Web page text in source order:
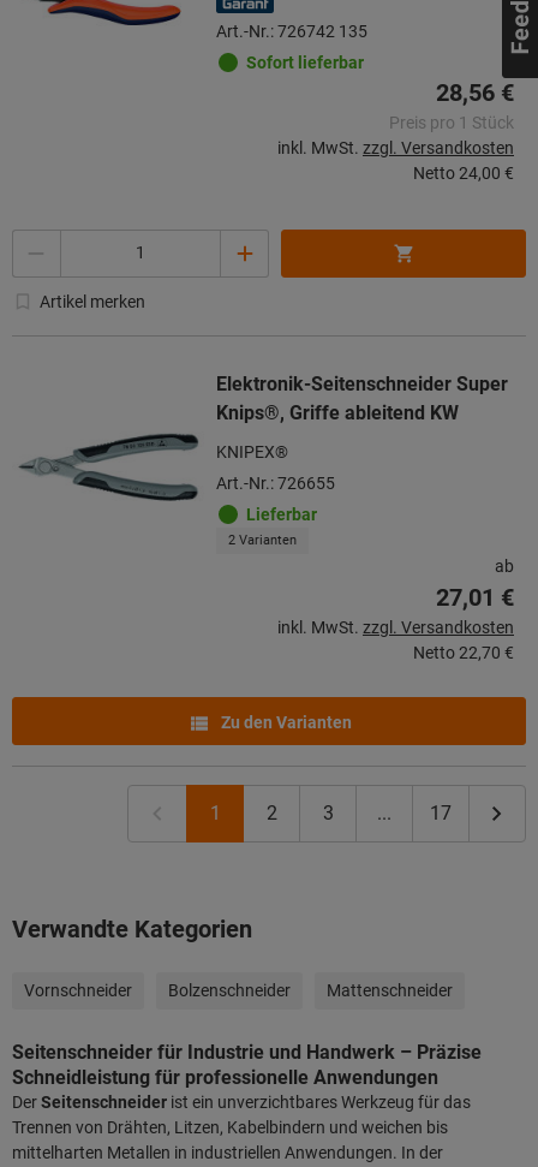
Art.-Nr.: 726742 135
Sofort lieferbar
28,56 €
Preis pro 1 Stück
inkl. MwSt. zzgl. Versandkosten
Netto24,00 €
Artikel merken
Elektronik-Seitenschneider Super
Knips®, Griffe ableitend KW
KNIPEX®
Art.-Nr.: 726655
Lieferbar
2 Varianten
ab
27,01 €
inkl. MwSt. zzgl. Versandkosten
Netto22,70 €
Zu den Varianten
1 2 3 ... 17
Verwandte Kategorien
Vornschneider Bolzenschneider Mattenschneider
Seitenschneider für Industrie und Handwerk – Präzise
Schneidleistung für professionelle Anwendungen
DerSeitenschneider ist ein unverzichtbares Werkzeug für das
Trennen von Drähten, Litzen, Kabelbindern und weichen bis
mittelharten Metallen in industriellen Anwendungen. In der